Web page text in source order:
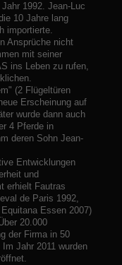
1992. Jean-Luc
10 Jahre lang
importierte.
Ansprüche nicht
mit seiner
ins Leben zu rufen,
(2 Flügeltüren
Erscheinung auf
wurde dann auch
4 Pferde in
deren Sohn Jean-
Entwicklungen
und
erhielt Fautras
de Paris 1992,
Essen 2007)
20.000
der Firma in 50
Jahr 2011 wurden